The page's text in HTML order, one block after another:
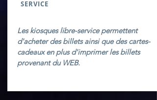
SERVICE
Les kiosques libre-service permettent
d'acheter des billets ainsi que des cartes-
cadeaux en plus d'imprimer les billets
provenant du WEB.